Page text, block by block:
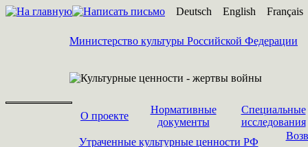
Deutsch English Français
Министерство культуры Российской Федерации
О проекте
Нормативные
документы
Специальные
исследования
Утраченные культурные ценности РФ